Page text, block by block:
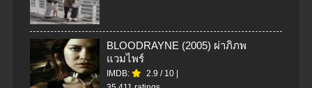
BLOODRAYNE (2005) ผ่าภิภพ
แวมไพร์
IMDB: 2.9 / 10 |